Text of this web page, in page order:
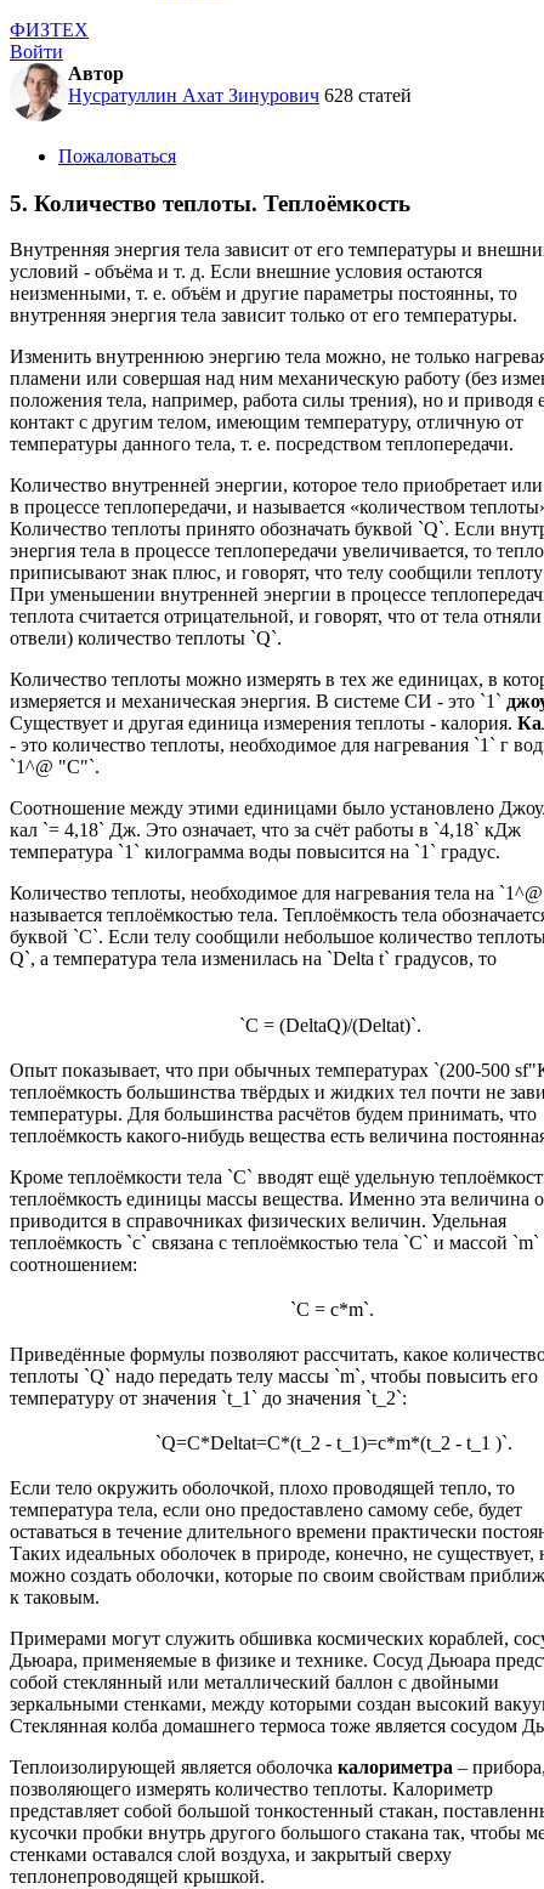
ФИЗТЕХ
Войти
Автор
Нусратуллин Ахат Зинурович 628 статей
Пожаловаться
5. Количество теплоты. Теплоёмкость
Внутренняя энергия тела зависит от его температуры и
условий - объёма и т. д. Если внешние условия остаются
неизменными, т. е. объём и другие параметры постоянны, то
внутренняя энергия тела зависит только от его температуры.
Изменить внутреннюю энергию тела можно, не только
пламени или совершая над ним механическую работу (без
положения тела, например, работа силы трения), но и приводя
контакт с другим телом, имеющим температуру, отличную от
температуры данного тела, т. е. посредством теплопередачи.
Количество внутренней энергии, которое тело приобретает или
в процессе теплопередачи, и называется «количеством
Количество теплоты принято обозначать буквой `Q`. Если
энергия тела в процессе теплопередачи увеличивается, то
приписывают знак плюс, и говорят, что телу сообщили
При уменьшении внутренней энергии в процессе
теплота считается отрицательной, и говорят, что от тела
отвели) количество теплоты `Q`.
Количество теплоты можно измерять в тех же единицах, в
измеряется и механическая энергия. В системе СИ - это `1`
Существует и другая единица измерения теплоты - калория.
- это количество теплоты, необходимое для нагревания `1` г
`1^@ "C"`.
Соотношение между этими единицами было установлено
кал `= 4,18` Дж. Это означает, что за счёт работы в `4,18` кДж
температура `1` килограмма воды повысится на `1` градус.
Количество теплоты, необходимое для нагревания тела на
называется теплоёмкостью тела. Теплоёмкость тела
буквой `C`. Если телу сообщили небольшое количество
Q`, а температура тела изменилась на `Delta t`
`C = (DeltaQ)/(Deltat)`.
Опыт показывает, что при обычных температурах `(200-500
теплоёмкость большинства твёрдых и жидких тел почти не
температуры. Для большинства расчётов будем принимать, что
теплоёмкость какого-нибудь вещества есть величина
Кроме теплоёмкости тела `C` вводят ещё удельную
теплоёмкость единицы массы вещества. Именно эта величина
приводится в справочниках физических величин. Удельная
теплоёмкость `c` связана с теплоёмкостью тела `C` и массой `m`
соотношением:
`C = c*m`.
Приведённые формулы позволяют рассчитать, какое
теплоты `Q` надо передать телу массы `m`, чтобы повысить его
температуру от значения `t_1` до значения `t_2`:
`Q=C*Deltat=C*(t_2 - t_1)=c*m*(t_2 - t_1 )`.
Если тело окружить оболочкой, плохо проводящей тепло, то
температура тела, если оно предоставлено самому себе, будет
оставаться в течение длительного времени практически
Таких идеальных оболочек в природе, конечно, не существует,
можно создать оболочки, которые по своим свойствам
к таковым.
Примерами могут служить обшивка космических кораблей,
Дьюара, применяемые в физике и технике. Сосуд Дьюара
собой стеклянный или металлический баллон с двойными
зеркальными стенками, между которыми создан высокий
Стеклянная колба домашнего термоса тоже является сосудом
Теплоизолирующей является оболочка калориметра –
позволяющего измерять количество теплоты. Калориметр
представляет собой большой тонкостенный стакан,
кусочки пробки внутрь другого большого стакана так, чтобы
стенками оставался слой воздуха, и закрытый сверху
теплонепроводящей крышкой.